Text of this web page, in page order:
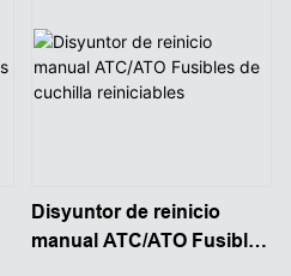
Disyuntor de reinicio
manual ATC/ATO Fusibles